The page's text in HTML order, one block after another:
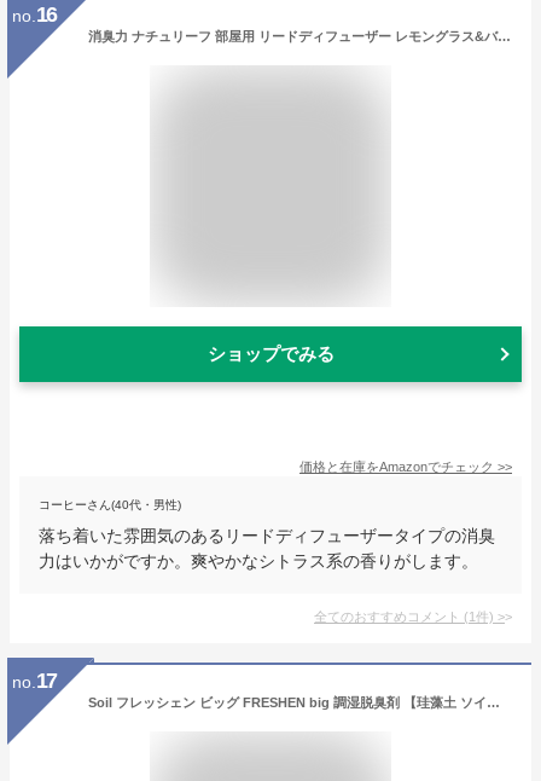
no. 16
消臭力 ナチュリーフ 部屋用 リードディフューザー レモングラス&バーベナ つめかえ 80ml [日本製] 玄関 リビング用 ルームフレグランス 消臭 芳香剤
ショップでみる
価格と在庫をAmazonでチェック >>
コーヒーさん(40代・男性)
落ち着いた雰囲気のあるリードディフューザータイプの消臭
力はいかがですか。爽やかなシトラス系の香りがします。
全てのおすすめコメント (1件) >
no. 17
Soil フレッシェン ビッグ FRESHEN big 調湿脱臭剤 【珪藻土 ソイル クツ ニオイ シューズラック 湿気 玄関 靴箱 匂い 臭い 消臭剤 靴 吸湿剤 下駄箱 プレゼント 贈り物】